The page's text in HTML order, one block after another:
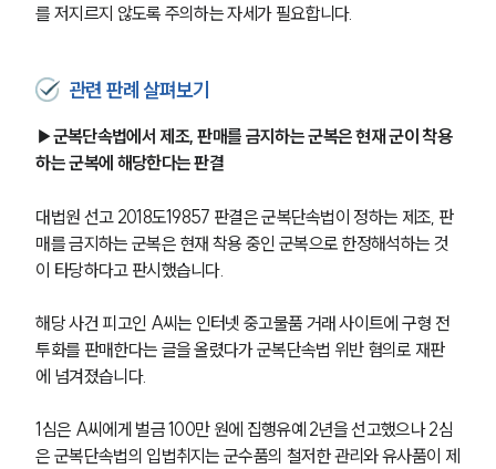
를 저지르지 않도록 주의하는 자세가 필요합니다.
관련 판례 살펴보기
▶군복단속법에서 제조, 판매를 금지하는 군복은 현재 군이 착용
하는 군복에 해당한다는 판결
대법원 선고 2018도19857 판결은 군복단속법이 정하는 제조, 판
매를 금지하는 군복은 현재 착용 중인 군복으로 한정해석하는 것
이 타당하다고 판시했습니다.
해당 사건 피고인 A씨는 인터넷 중고물품 거래 사이트에 구형 전
투화를 판매한다는 글을 올렸다가 군복단속법 위반 혐의로 재판
에 넘겨졌습니다.
1심은 A씨에게 벌금 100만 원에 집행유예 2년을 선고했으나 2심
은 군복단속법의 입법취지는 군수품의 철저한 관리와 유사품이 제